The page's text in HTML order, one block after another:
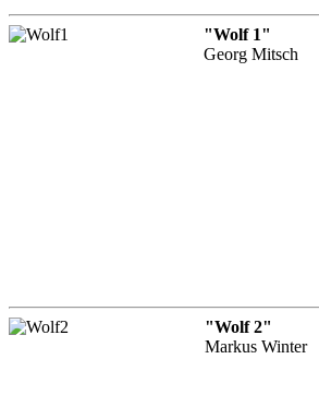
"Wolf 1"
Georg Mitsch
"Wolf 2"
Markus Winter